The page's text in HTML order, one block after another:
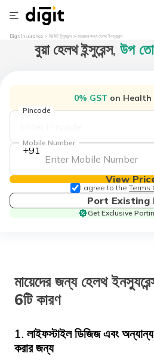
Digit Insurance ডিজিট ইন্স্যুরেন্স মায়েদের জন্য হেলথ ইনস্যুরেন্স
বুয়া হেলথ ইন্সুরেন্স, উপ তো
0% GST on Health
Pincode
+91
Mobile Number
View
I agree to the Terms
Port Existing
Get Exclusive
মায়েদের জন্য হেলথ
6টি কারণ
1. লাইফস্টাইল ডিজিজ এবং
করার জন্য